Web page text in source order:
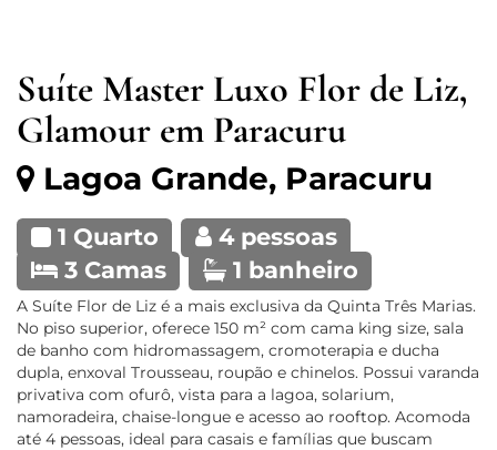
Suíte Master Luxo Flor de Liz,
Glamour em Paracuru
Lagoa Grande, Paracuru
1 Quarto
4 pessoas
3 Camas
1 banheiro
A Suíte Flor de Liz é a mais exclusiva da Quinta Três Marias.
No piso superior, oferece 150 m² com cama king size, sala
de banho com hidromassagem, cromoterapia e ducha
dupla, enxoval Trousseau, roupão e chinelos. Possui varanda
privativa com ofurô, vista para a lagoa, solarium,
namoradeira, chaise-longue e acesso ao rooftop. Acomoda
até 4 pessoas, ideal para casais e famílias que buscam